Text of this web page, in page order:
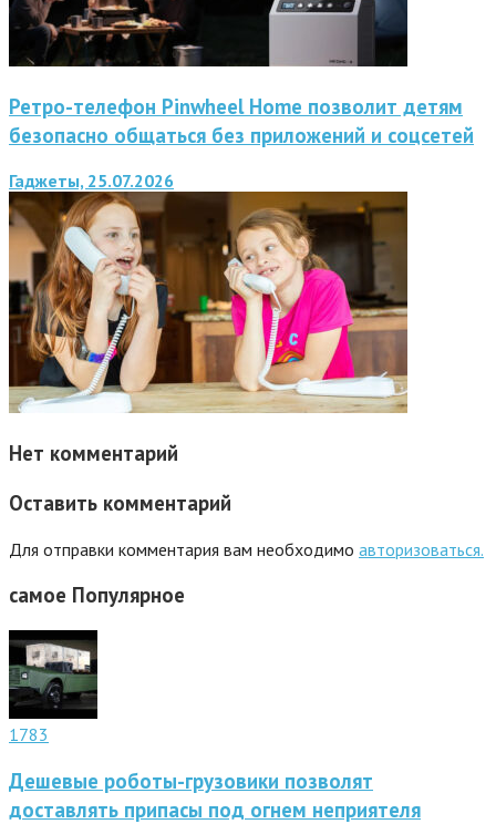
Ретро-телефон Pinwheel Home позволит детям
безопасно общаться без приложений и соцсетей
Гаджеты, 25.07.2026
Нет комментарий
Оставить комментарий
Для отправки комментария вам необходимо авторизоваться.
самое Популярное
1783
Дешевые роботы-грузовики позволят
доставлять припасы под огнем неприятеля